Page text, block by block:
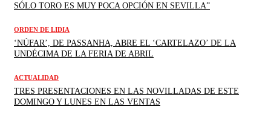
SÓLO TORO ES MUY POCA OPCIÓN EN SEVILLA”
ORDEN DE LIDIA
‘NÚFAR’, DE PASSANHA, ABRE EL ‘CARTELAZO’ DE LA
UNDÉCIMA DE LA FERIA DE ABRIL
ACTUALIDAD
TRES PRESENTACIONES EN LAS NOVILLADAS DE ESTE
DOMINGO Y LUNES EN LAS VENTAS